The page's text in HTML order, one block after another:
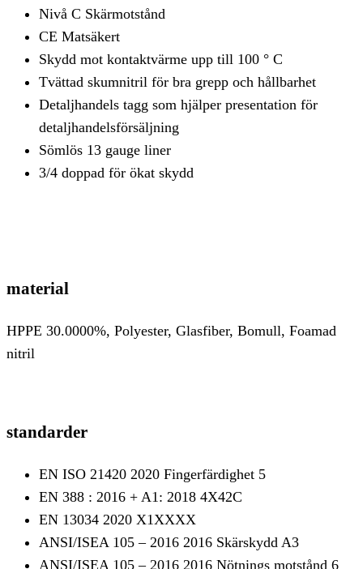
Nivå C Skärmotstånd
CE Matsäkert
Skydd mot kontaktvärme upp till 100 ° C
Tvättad skumnitril för bra grepp och hållbarhet
Detaljhandels tagg som hjälper presentation för
detaljhandelsförsäljning
Sömlös 13 gauge liner
3/4 doppad för ökat skydd
material
HPPE 30.0000%, Polyester, Glasfiber, Bomull, Foamad
nitril
standarder
EN ISO 21420 2020 Fingerfärdighet 5
EN 388 : 2016 + A1: 2018 4X42C
EN 13034 2020 X1XXXX
ANSI/ISEA 105 – 2016 2016 Skärskydd A3
ANSI/ISEA 105 – 2016 2016 Nötnings motstånd 6